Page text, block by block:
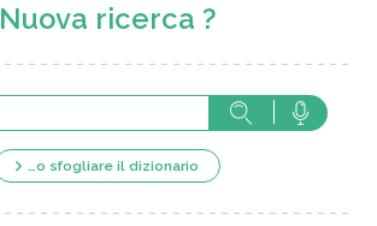
Nuova ricerca ?
…o sfogliare il dizionario